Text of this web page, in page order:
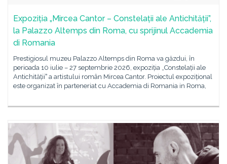
Expoziția „Mircea Cantor – Constelații ale Antichității”,
la Palazzo Altemps din Roma, cu sprijinul Accademia
di Romania
Prestigiosul muzeu Palazzo Altemps din Roma va găzdui, în
perioada 10 iulie – 27 septembrie 2026, expoziția „Constelații ale
Antichitățiiˮ a artistului român Mircea Cantor. Proiectul expozițional
este organizat în parteneriat cu Accademia di Romania in Roma,